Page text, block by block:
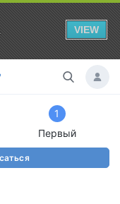
VIEW
1
Первый